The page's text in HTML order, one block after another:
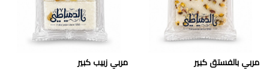
مربي بالفستق كبير مربي زبيب كبير